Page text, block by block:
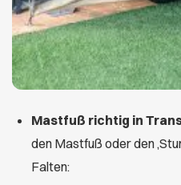
Mastfuß richtig in
den Mastfuß oder den
Falten: